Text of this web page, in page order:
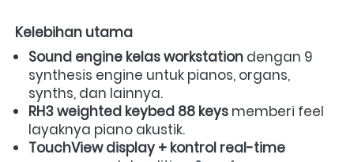
Kelebihan utama
Sound engine kelas workstation dengan 9
synthesis engine untuk pianos, organs,
synths, dan lainnya.
RH3 weighted keybed 88 keys memberi feel
layaknya piano akustik.
TouchView display + kontrol real-time